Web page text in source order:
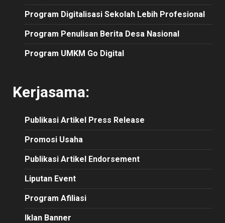
Program Digitalisasi Sekolah Lebih Profesional
Program Penulisan Berita Desa Nasional
Program UMKM Go Digital
Kerjasama:
Publikasi Artikel Press Release
Promosi Usaha
Publikasi Artikel Endorsement
Liputan Event
Program Afiliasi
Iklan Banner